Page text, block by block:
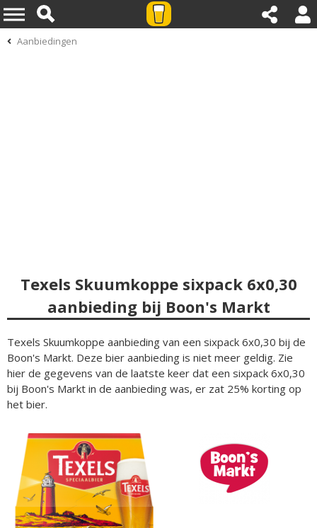
Aanbiedingen
Texels Skuumkoppe sixpack 6x0,30
aanbieding bij Boon's Markt
Texels Skuumkoppe aanbieding van een sixpack 6x0,30 bij de
Boon's Markt. Deze bier aanbieding is niet meer geldig. Zie
hier de gegevens van de laatste keer dat een sixpack 6x0,30
bij Boon's Markt in de aanbieding was, er zat 25% korting op
het bier.